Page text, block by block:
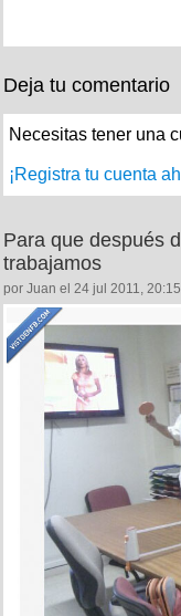
Deja tu comentario
Necesitas tener una
¡Registra tu cuenta
Para que después
trabajamos
por Juan el 24 jul 2011, 20:15